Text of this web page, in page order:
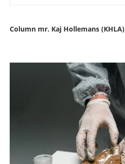
Column mr. Kaj Hollemans (KHLA)